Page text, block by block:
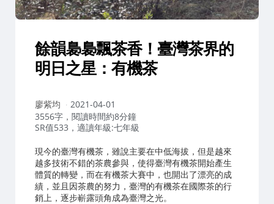
餘韻裊裊飄茶香！臺灣茶界的
明日之星：有機茶
作
者：
廖紫均
2021-04-01
3556字，閱讀時間約8分鐘
SR值533，適讀年級:七年級
現今的臺灣有機茶，雖說主要在中低海拔，但是越來
越多技術不錯的茶農參與，使得臺灣有機茶開始產生
體質的轉變，而在有機茶大賽中，也開出了漂亮的成
績，並且因茶農的努力，臺灣的有機茶在國際茶的行
銷上，逐步嶄露頭角成為臺灣之光。